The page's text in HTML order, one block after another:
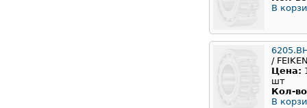
В
/
Цена:
шт
Кол-
В